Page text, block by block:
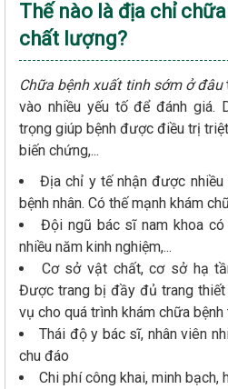
Thế nào là địa chỉ
chất lượng?
Chữa bệnh xuất tinh sớm ở đâu
vào nhiều yếu tố để đánh giá.
trọng giúp bệnh được điều trị
biến chứng,...
Địa chỉ y tế nhận được
bệnh nhân. Có thế mạnh khám
Đội ngũ bác sĩ nam khoa có
nhiều năm kinh nghiệm,...
Cơ sở vật chất, cơ sở hạ
Được trang bị đầy đủ trang thiết
vụ cho quá trình khám chữa bệnh
Thái độ y bác sĩ, nhân viên
chu đáo
Chi phí công khai, minh bạch,